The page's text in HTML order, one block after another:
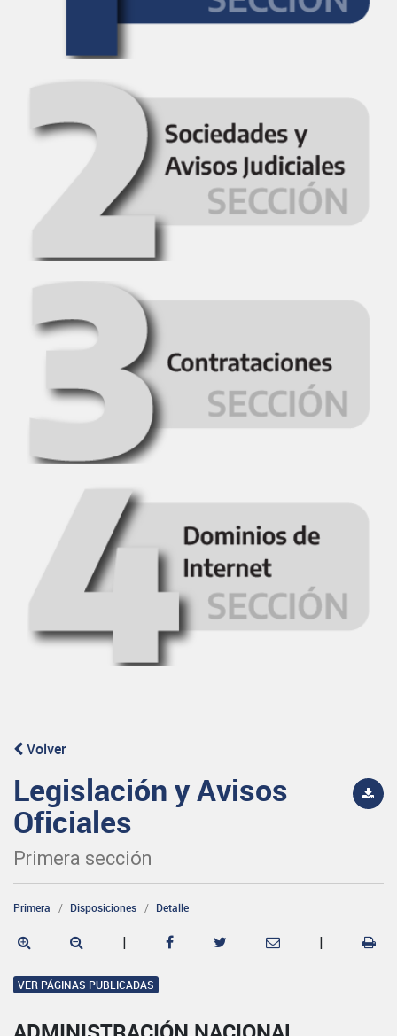
Volver
Legislación y Avisos
Oficiales
Primera sección
Primera Disposiciones Detalle
| |
VER PÁGINAS PUBLICADAS